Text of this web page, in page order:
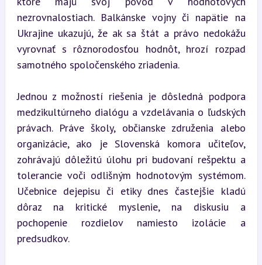
nezrovnalostiach. Balkánske vojny či napätie na
Ukrajine ukazujú, že ak sa štát a právo nedokážu
vyrovnať s rôznorodosťou hodnôt, hrozí rozpad
samotného spoločenského zriadenia.
Jednou z možností riešenia je dôsledná podpora
medzikultúrneho dialógu a vzdelávania o ľudských
právach. Práve školy, občianske združenia alebo
organizácie, ako je Slovenská komora učiteľov,
zohrávajú dôležitú úlohu pri budovaní rešpektu a
tolerancie voči odlišným hodnotovým systémom.
Učebnice dejepisu či etiky dnes častejšie kladú
dôraz na kritické myslenie, na diskusiu a
pochopenie rozdielov namiesto izolácie a
predsudkov.